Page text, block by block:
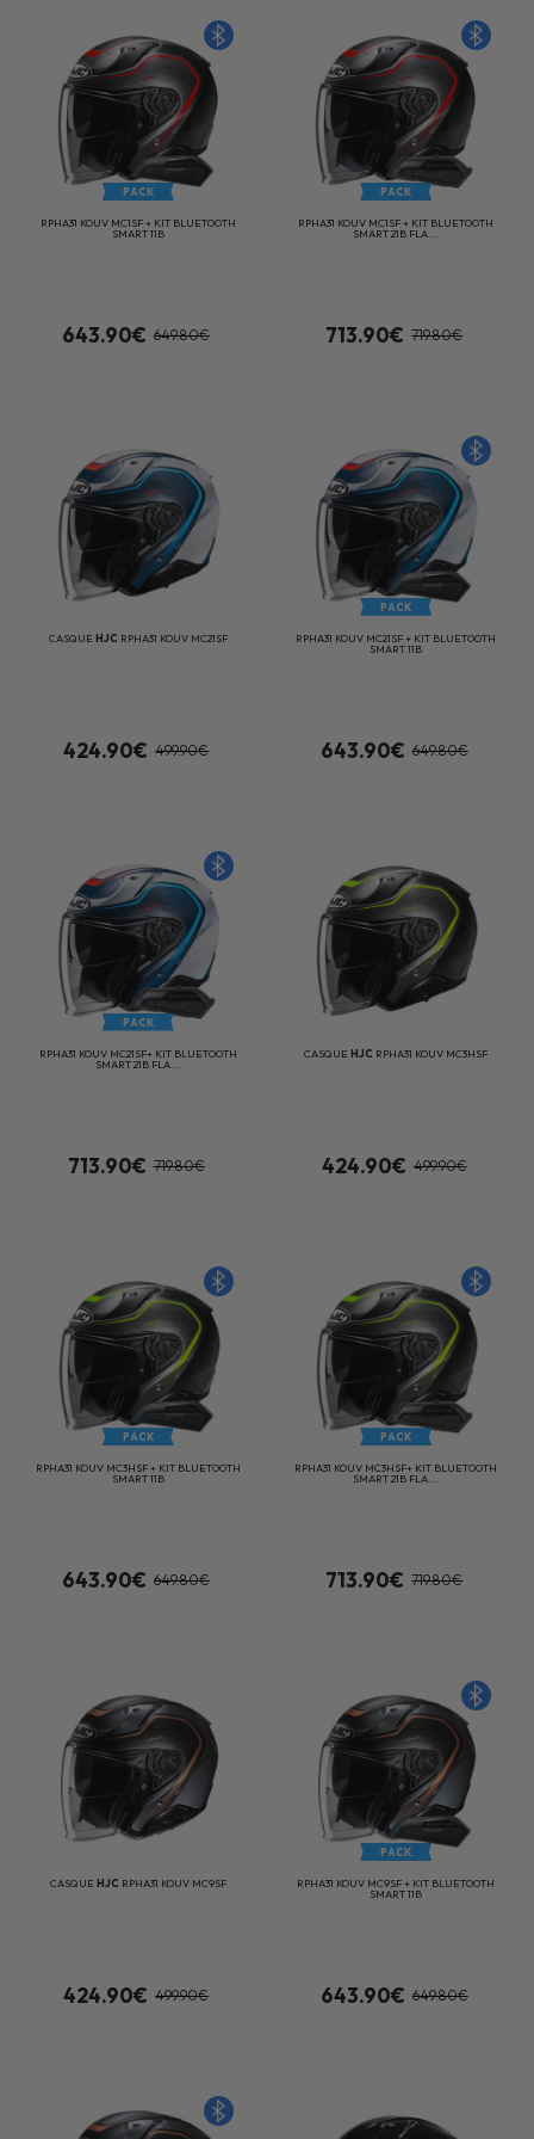
PACK
RPHA31 KOUV MC1SF + KIT BLUETOOTH
SMART 11B
643.90€ 649.80€
PACK
RPHA31 KOUV MC1SF + KIT BLUETOOTH
SMART 21B FLA...
713.90€ 719.80€
CASQUE HJC RPHA31 KOUV MC21SF
424.90€ 499.90€
PACK
RPHA31 KOUV MC21SF + KIT BLUETOOTH
SMART 11B
643.90€ 649.80€
PACK
RPHA31 KOUV MC21SF+ KIT BLUETOOTH
SMART 21B FLA...
713.90€ 719.80€
CASQUEHJC RPHA31 KOUV MC3HSF
424.90€ 499.90€
PACK
RPHA31 KOUV MC3HSF + KIT BLUETOOTH
SMART 11B
643.90€ 649.80€
PACK
RPHA31 KOUV MC3HSF+ KIT BLUETOOTH
SMART 21B FLA...
713.90€ 719.80€
CASQUE HJC RPHA31 KOUV MC9SF
424.90€ 499.90€
PACK
RPHA31 KOUV MC9SF + KIT BLUETOOTH
SMART 11B
643.90€ 649.80€